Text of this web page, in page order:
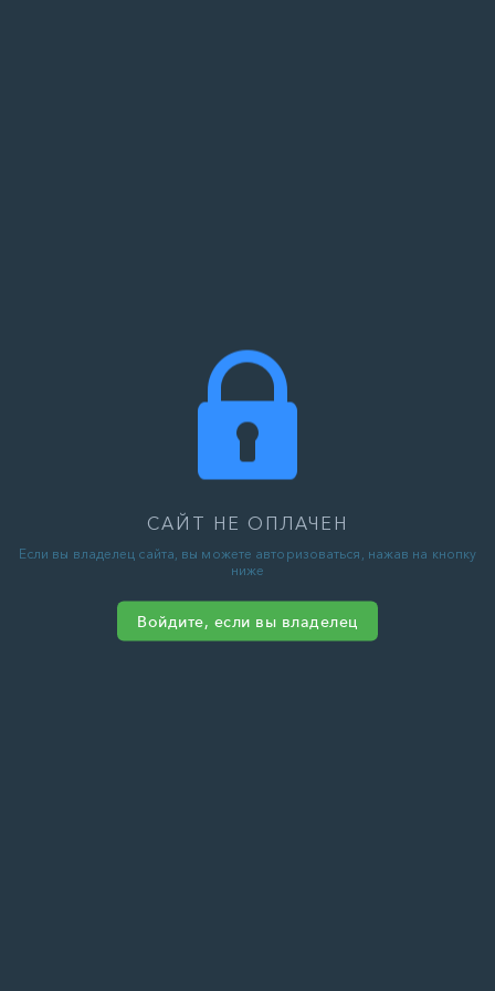
САЙТ НЕ ОПЛАЧЕН
Если вы владелец сайта, вы можете авторизоваться, нажав на кнопку
ниже
Войдите, если вы владелец